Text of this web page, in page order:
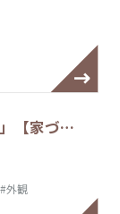
【家づ…
#外観